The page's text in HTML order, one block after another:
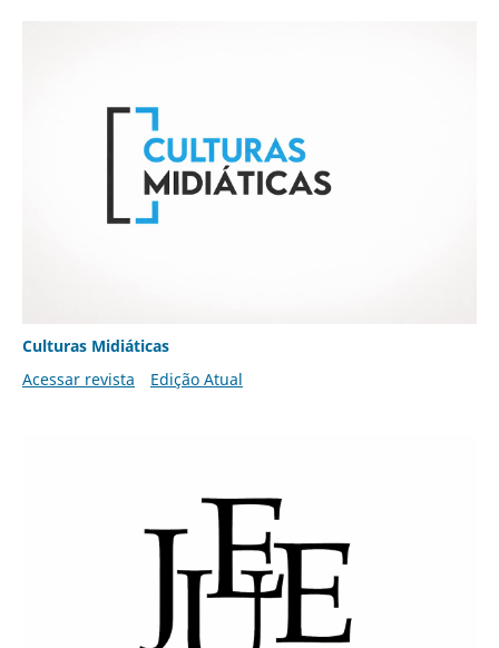
Culturas Midiáticas
Acessar revista
Edição Atual